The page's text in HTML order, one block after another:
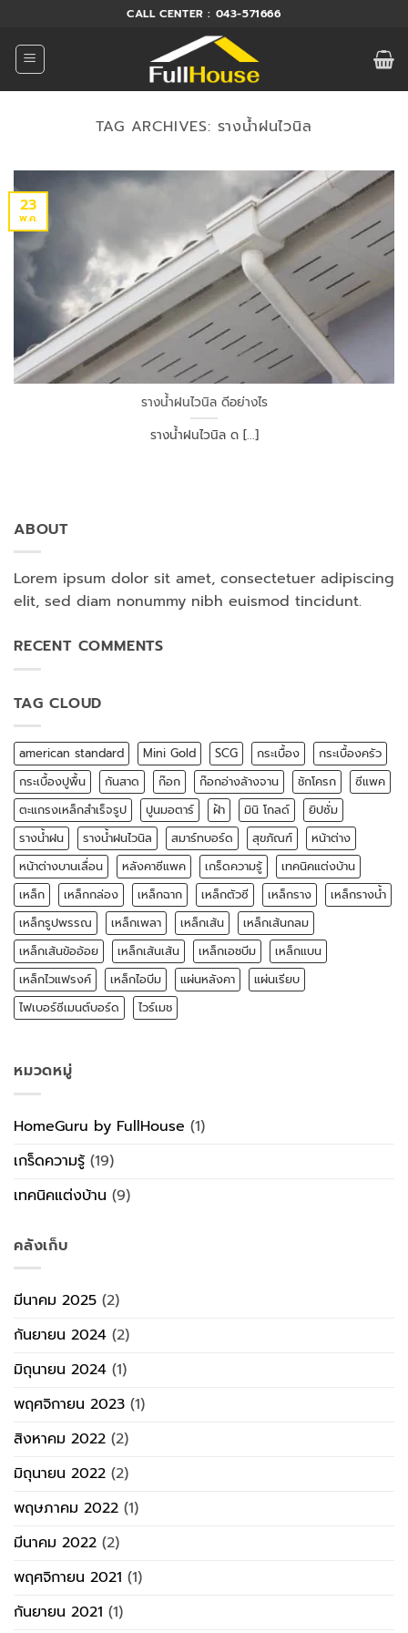
ยัง
เนื้อหา
CALL CENTER : 043-571666
TAG ARCHIVES: รางน้ำฝนไวนิล
รางน้ำฝนไวนิล ดีอย่างไร
รางน้ำฝนไวนิล ด [...]
23
พ.ค.
ABOUT
Lorem ipsum dolor sit amet, consectetuer adipiscing
elit, sed diam nonummy nibh euismod tincidunt.
RECENT COMMENTS
TAG CLOUD
american standard Mini Gold SCG กระเบื้อง
กระเบื้องครัว
กระเบื้องปูพื้น
กันสาด ก๊อก ก๊อกอ่างล้างจาน ชักโครก
ซีแพค
ตะแกรงเหล็กสำเร็จรูป
ปูนมอตาร์ ฝ้า มินิ โกลด์
ยิปซั่ม
รางน้ำฝน
รางน้ำฝนไวนิล สมาร์ทบอร์ด สุขภัณฑ์
หน้าต่าง
หน้าต่างบานเลื่อน
หลังคาซีแพค เกร็ดความรู้
เทคนิคแต่งบ้าน
เหล็ก
เหล็กกล่อง เหล็กฉาก เหล็กตัวซี เหล็กราง
เหล็กรางน้ำ
เหล็กรูปพรรณ
เหล็กเพลา เหล็กเส้น
เหล็กเส้นกลม
เหล็กเส้นข้ออ้อย
เหล็กเส้นเส้น เหล็กเอชบีม
เหล็กแบน
เหล็กไวแฟรงค์
เหล็กไอบีม แผ่นหลังคา
แผ่นเรียบ
ไฟเบอร์ซีเมนต์บอร์ด
ไวร์เมช
หมวดหมู่
HomeGuru by FullHouse (1)
เกร็ดความรู้ (19)
เทคนิคแต่งบ้าน (9)
คลังเก็บ
มีนาคม 2025 (2)
กันยายน 2024 (2)
มิถุนายน 2024 (1)
พฤศจิกายน 2023 (1)
สิงหาคม 2022 (2)
มิถุนายน 2022 (2)
พฤษภาคม 2022 (1)
มีนาคม 2022 (2)
พฤศจิกายน 2021 (1)
กันยายน 2021 (1)